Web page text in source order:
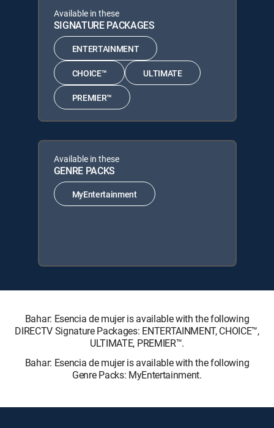
Available in these
SIGNATURE PACKAGES
ENTERTAINMENT
CHOICE™ ULTIMATE
PREMIER™
Available in these
GENRE PACKS
MyEntertainment
Bahar: Esencia de mujer is available with the following
DIRECTV Signature Packages: ENTERTAINMENT, CHOICE™,
ULTIMATE, PREMIER™.
Bahar: Esencia de mujer is available with the following
Genre Packs: MyEntertainment.